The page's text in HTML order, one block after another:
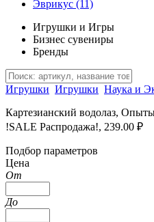
Эврикус (11)
Игрушки и Игры
Бизнес сувениры
Бренды
Игрушки Игрушки Наука и
Картезианский водолаз,
!SALE Распродажа!, 239.00 ₽
Подбор параметров
Цена
От
До